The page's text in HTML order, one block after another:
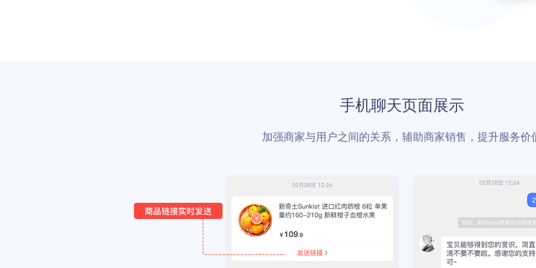
手机聊天页面展示
加强商家与用户之间的关系，辅助商家销售，提升服务价